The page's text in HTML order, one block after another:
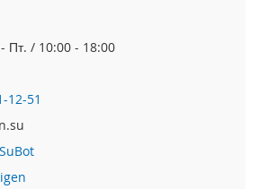
Пт. / 10:00 - 18:00
12-51